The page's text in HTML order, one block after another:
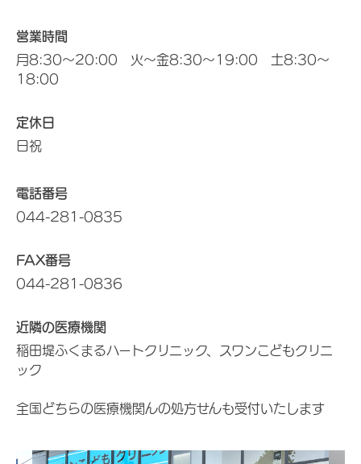
営業時間
月8:30～20:00 火～金8:30～19:00 土8:30～
18:00
定休日
日祝
電話番号
044-281-0835
FAX番号
044-281-0836
近隣の医療機関
稲田堤ふくまるハートクリニック、スワンこどもクリニ
ック
全国どちらの医療機関んの処方せんも受付いたします